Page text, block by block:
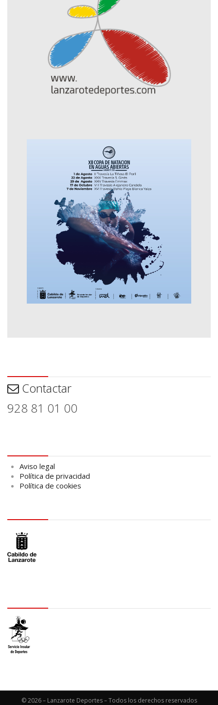
Contactar
928 81 01 00
Aviso legal
Política de privacidad
Política de cookies
© 2026 – Lanzarote Deportes – Todos los derechos reservados